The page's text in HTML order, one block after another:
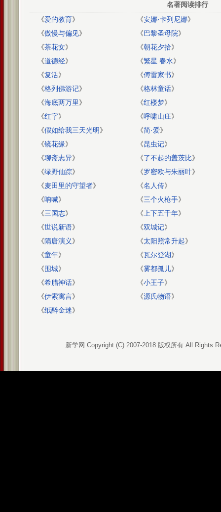
名著阅读排行
《爱的教育》 《安娜·卡列尼娜》
《傲慢与偏见》 《巴黎圣母院》
《茶花女》 《朝花夕拾》
《道德经》 《繁星 春水》
《复活》 《傅雷家书》
《格列佛游记》 《格林童话》
《海底两万里》 《红楼梦》
《红字》 《呼啸山庄》
《假如给我三天光明》 《简·爱》
《镜花缘》 《昆虫记》
《聊斋志异》 《了不起的盖茨比》
《绿野仙踪》 《罗密欧与朱丽叶》
《麦田里的守望者》 《名人传》
《呐喊》 《三个火枪手》
《三国志》 《 上下五千年》
《世说新语》 《双城记》
《隋唐演义》 《太阳照常升起》
《童年》 《瓦尔登湖》
《围城》 《雾都孤儿》
《希腊神话》 《小王子》
《伊索寓言》 《源氏物语》
《纸醉金迷》
新学网 Copyright (C) 2007-2018 版权所有 All Rights